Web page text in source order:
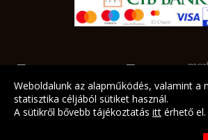
Weboldalunk az alapműködés, valamint a
statisztika céljából sütiket használ.
A sütikről bővebb tájékoztatás itt érhető el.